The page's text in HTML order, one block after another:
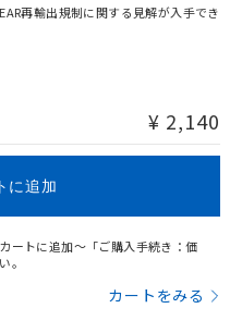
能性があります。
再輸出規制に関する見解が入手でき
¥ 2,140
に追加
ートに追加～「ご購入手続き：価
。
カートをみる